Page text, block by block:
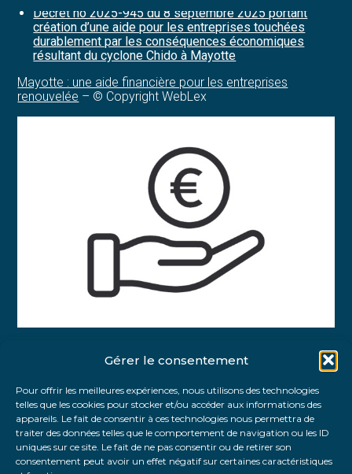
Gérer le consentement
Pour offrir les meilleures expériences, nous utilisons des technologies
telles que les cookies pour stocker et/ou accéder aux informations des
appareils. Le fait de consentir à ces technologies nous permettra de
traiter des données telles que le comportement de navigation ou les ID
uniques sur ce site. Le fait de ne pas consentir ou de retirer son
consentement peut avoir un effet négatif sur certaines caractéristiques
Décret no 2025-945 du 8 septembre 2025 portant
création d’une aide pour les entreprises touchées
durablement par les conséquences économiques
résultant du cyclone Chido à Mayotte
Mayotte : une aide financière pour les entreprises
renouvelée – © Copyright WebLex
FaceBook
TwitterLinkedIn